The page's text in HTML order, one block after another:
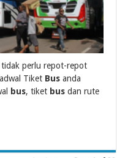
tidak perlu repot-repot
Tiket Bus anda
bus, tiket bus dan rute